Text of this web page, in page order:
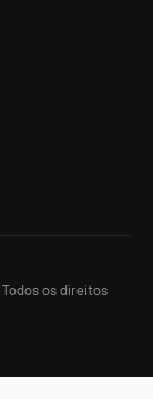
Todos os direitos